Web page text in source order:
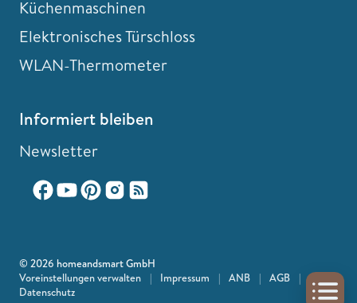
Küchenmaschinen
Elektronisches Türschloss
WLAN-Thermometer
Informiert bleiben
Newsletter
© 2026 homeandsmart GmbH
Voreinstellungen verwalten
| Impressum | ANB | AGB
|
Datenschutz